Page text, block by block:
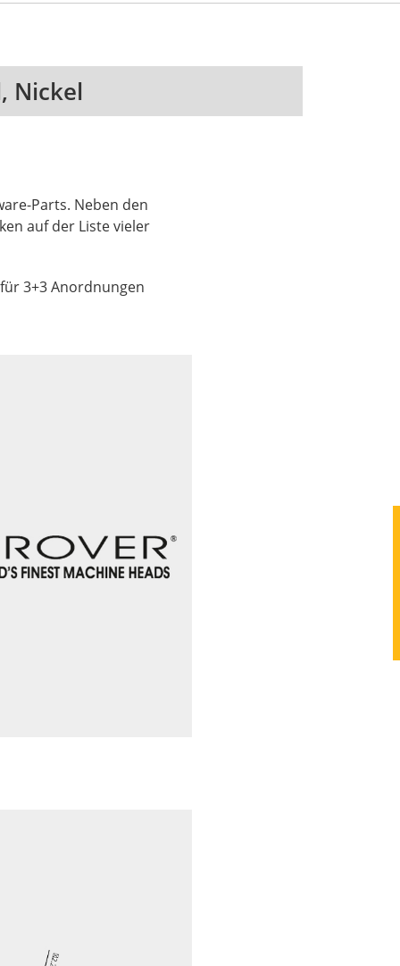
Nickel
Parts. Neben den
auf der Liste vieler
3+3 Anordnungen